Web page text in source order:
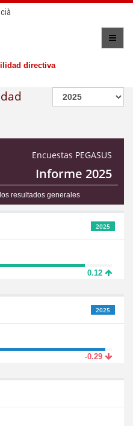
directiva
Encuestas PEGASUS
Informe 2025
resultados generales
2025
0.12
2025
-0.29